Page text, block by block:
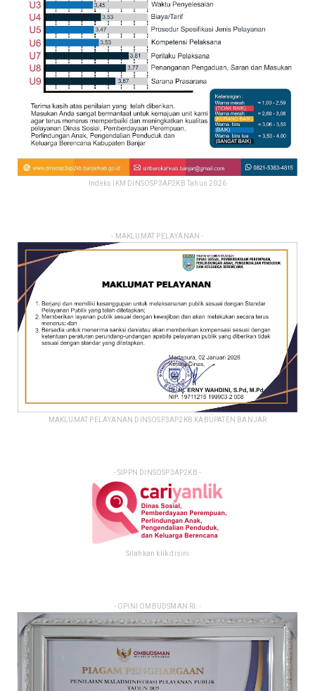
Indeks IKM DINSOSP3AP2KB Tahun 2026
- MAKLUMAT PELAYANAN -
MAKLUMAT PELAYANAN DINSOSP3AP2KB KABUPATEN BANJAR
- SIPPN DINSOSP3AP2KB -
Silahkan klik disini
- OPINI OMBUDSMAN RI: -